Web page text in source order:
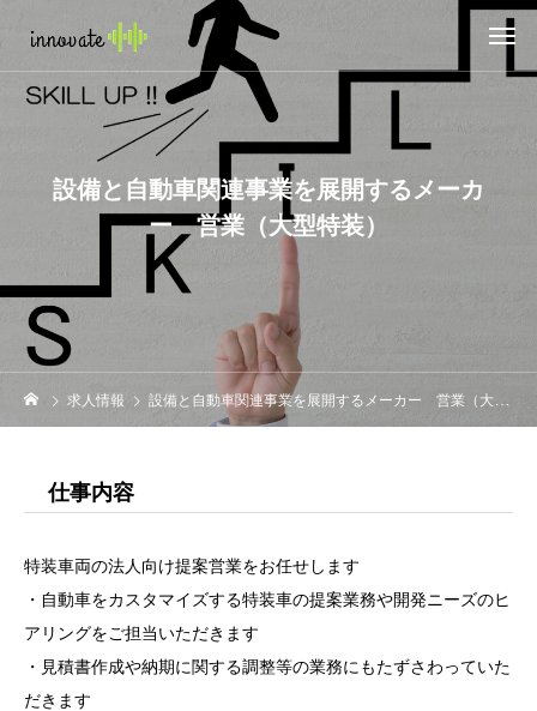
設備と自動車関連事業を展開するメーカ
ー 営業（大型特装）
求人情報 設備と自動車関連事業を展開するメーカー 営業（大型特装）
仕事内容
特装車両の法人向け提案営業をお任せします
・自動車をカスタマイズする特装車の提案業務や開発ニーズのヒ
アリングをご担当いただきます
・見積書作成や納期に関する調整等の業務にもたずさわっていた
だきます